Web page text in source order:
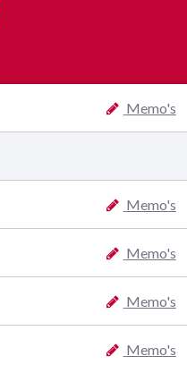
Memo's
Memo's
Memo's
Memo's
Memo's